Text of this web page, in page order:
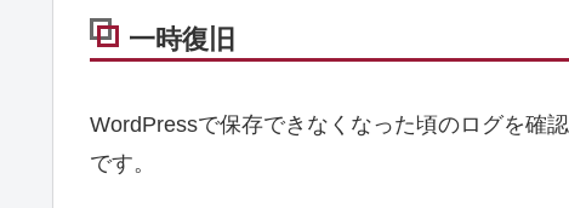
一時復旧
WordPressで保存できなくなった頃のログを確
です。